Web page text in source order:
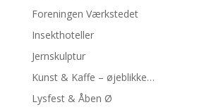
Foreningen Værkstedet
Insekthoteller
Jernskulptur
Kunst & Kaffe – øjeblikke…
Lysfest & Åben Ø